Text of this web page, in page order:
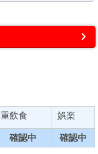
重飲食
娯楽
確認中 確認中